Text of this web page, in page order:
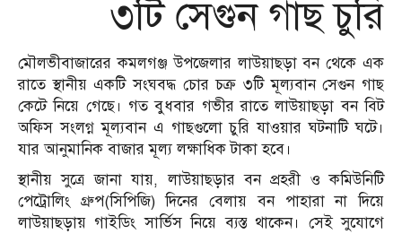
৩টি সেগুন গাছ চুরি
মৌলভীবাজারের কমলগঞ্জ উপজেলার লাউয়াছড়া বন থেকে এক
রাতে স্থানীয় একটি সংঘবদ্ধ চোর চক্র ৩টি মূল্যবান সেগুন গাছ
কেটে নিয়ে গেছে। গত বুধবার গভীর রাতে লাউয়াছড়া বন বিট
অফিস সংলগ্ন মূল্যবান এ গাছগুলো চুরি যাওয়ার ঘটনাটি ঘটে।
যার আনুমানিক বাজার মূল্য লক্ষাধিক টাকা হবে।
স্থানীয় সুত্রে জানা যায়, লাউয়াছড়ার বন প্রহরী ও কমিউনিটি
পেট্রোলিং গ্রুপ(সিপিজি) দিনের বেলায় বন পাহারা না দিয়ে
লাউয়াছড়ায় গাইডিং সার্ভিস নিয়ে ব্যস্ত থাকেন। সেই সুযোগে